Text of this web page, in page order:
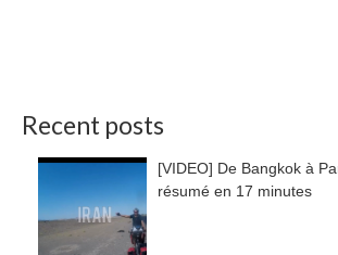
Recent posts
[VIDEO] De Bangkok à
résumé en 17 minutes